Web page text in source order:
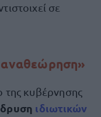
σε
αναθεώρηση»
της κυβέρνησης
ιδιωτικών